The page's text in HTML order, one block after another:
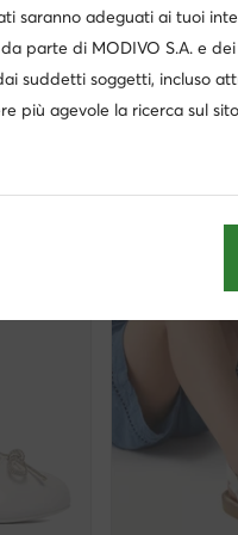
extra -
Mayoral
Ballerine ·
Prezzo attuale
30,99€
saranno adeguati ai tuoi
parte di MODIVO S.A. e
suddetti soggetti, incluso
più agevole la ricerca sul